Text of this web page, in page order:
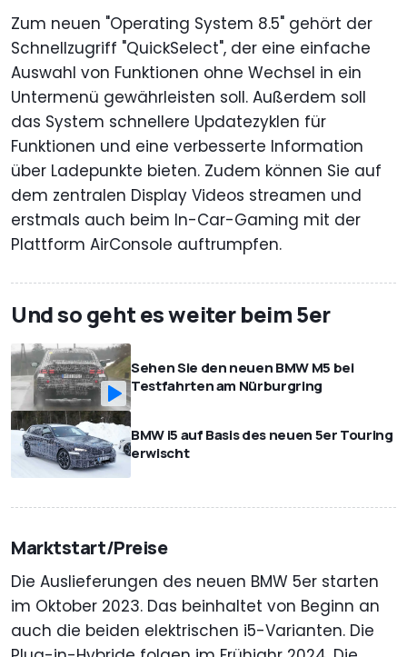
Zum neuen "Operating System 8.5" gehört der
Schnellzugriff "QuickSelect", der eine einfache
Auswahl von Funktionen ohne Wechsel in ein
Untermenü gewährleisten soll. Außerdem soll
das System schnellere Updatezyklen für
Funktionen und eine verbesserte Information
über Ladepunkte bieten. Zudem können Sie auf
dem zentralen Display Videos streamen und
erstmals auch beim In-Car-Gaming mit der
Plattform AirConsole auftrumpfen.
Und so geht es weiter beim 5er
Sehen Sie den neuen BMW M5 bei
Testfahrten am Nürburgring
BMW i5 auf Basis des neuen 5er Touring
erwischt
Marktstart/Preise
Die Auslieferungen des neuen BMW 5er starten
im Oktober 2023. Das beinhaltet von Beginn an
auch die beiden elektrischen i5-Varianten. Die